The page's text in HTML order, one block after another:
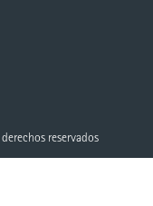
reservados